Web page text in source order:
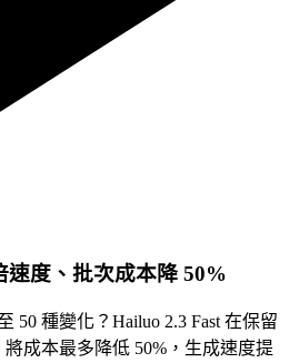
速度、批次成本降 50%
50 種變化？Hailuo 2.3 Fast 在保留
成本最多降低 50%，生成速度提